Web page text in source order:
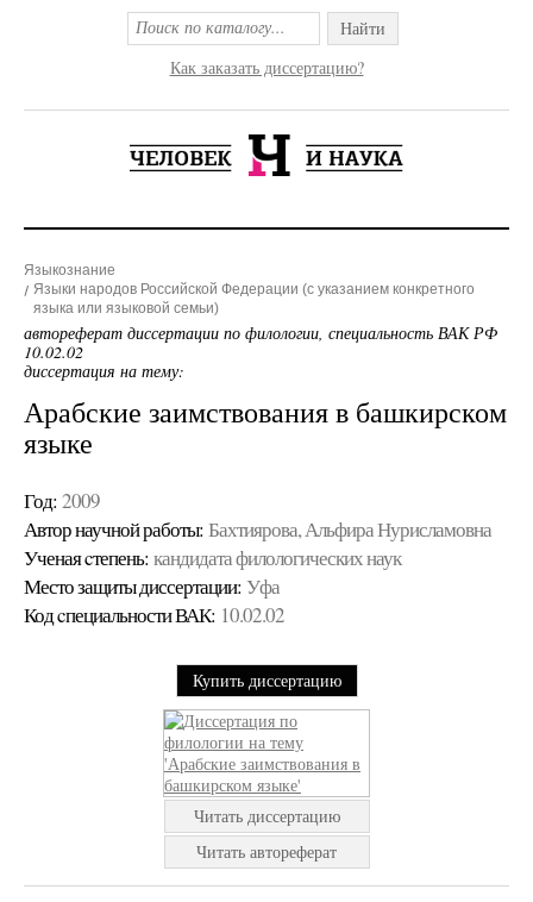
Найти
Как заказать диссертацию?
Языкознание
Языки народов Российской Федерации (с указанием конкретного
языка или языковой семьи)
автореферат диссертации по филологии, специальность ВАК РФ
10.02.02
диссертация на тему:
Арабские заимствования в башкирском
языке
Год: 2009
Автор научной работы: Бахтиярова, Альфира Нурисламовна
Ученая cтепень: кандидата филологических наук
Место защиты диссертации: Уфа
Код cпециальности ВАК: 10.02.02
Купить диссертацию
Читать диссертацию
Читать автореферат